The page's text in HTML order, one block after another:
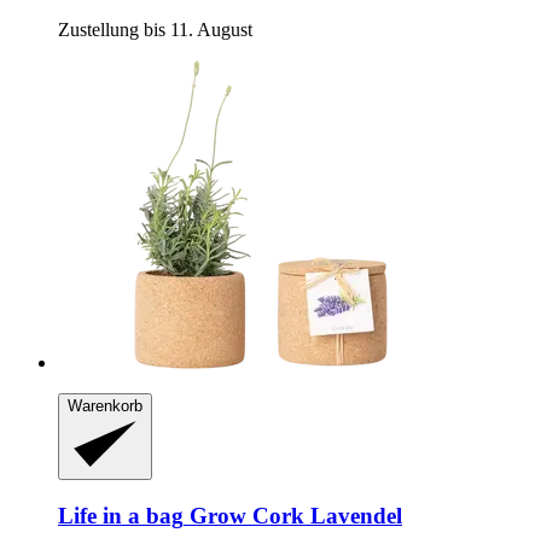
Zustellung bis 11. August
Warenkorb
Life in a bag Grow Cork Lavendel